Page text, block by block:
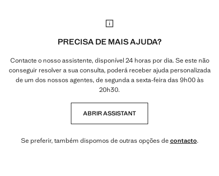
PRECISA DE MAIS AJUDA?
Contacte o nosso assistente, disponível 24 horas por dia. Se este não
conseguir resolver a sua consulta, poderá receber ajuda personalizada
de um dos nossos agentes, de segunda a sexta-feira das 9h00 às
20h30.
ABRIR ASSISTANT
Se preferir, também dispomos de outras opções decontacto.